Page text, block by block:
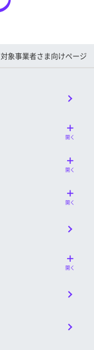
象事業者さま向けページ
開く
開く
開く
開く